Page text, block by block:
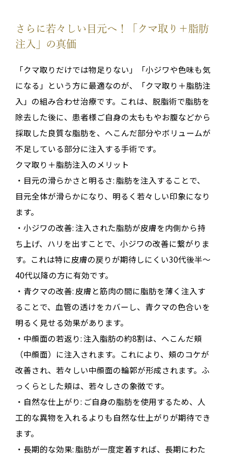
さらに若々しい目元へ！「クマ取り＋脂肪
注入」の真価
「クマ取りだけでは物足りない」「小ジワや色味も気
になる」という方に最適なのが、「クマ取り＋脂肪注
入」の組み合わせ治療です。これは、脱脂術で脂肪を
除去した後に、患者様ご自身の太ももやお腹などから
採取した良質な脂肪を、へこんだ部分やボリュームが
不足している部分に注入する手術です。
クマ取り＋脂肪注入のメリット
・目元の滑らかさと明るさ: 脂肪を注入することで、
目元全体が滑らかになり、明るく若々しい印象になり
ます。
・小ジワの改善: 注入された脂肪が皮膚を内側から持
ち上げ、ハリを出すことで、小ジワの改善に繋がりま
す。これは特に皮膚の戻りが期待しにくい30代後半～
40代以降の方に有効です。
・青クマの改善: 皮膚と筋肉の間に脂肪を薄く注入す
ることで、血管の透けをカバーし、青クマの色合いを
明るく見せる効果があります。
・中顔面の若返り: 注入脂肪の約8割は、へこんだ頬
（中顔面）に注入されます。これにより、頬のコケが
改善され、若々しい中顔面の輪郭が形成されます。ふ
っくらとした頬は、若々しさの象徴です。
・自然な仕上がり: ご自身の脂肪を使用するため、人
工的な異物を入れるよりも自然な仕上がりが期待でき
ます。
・長期的な効果: 脂肪が一度定着すれば、長期にわた